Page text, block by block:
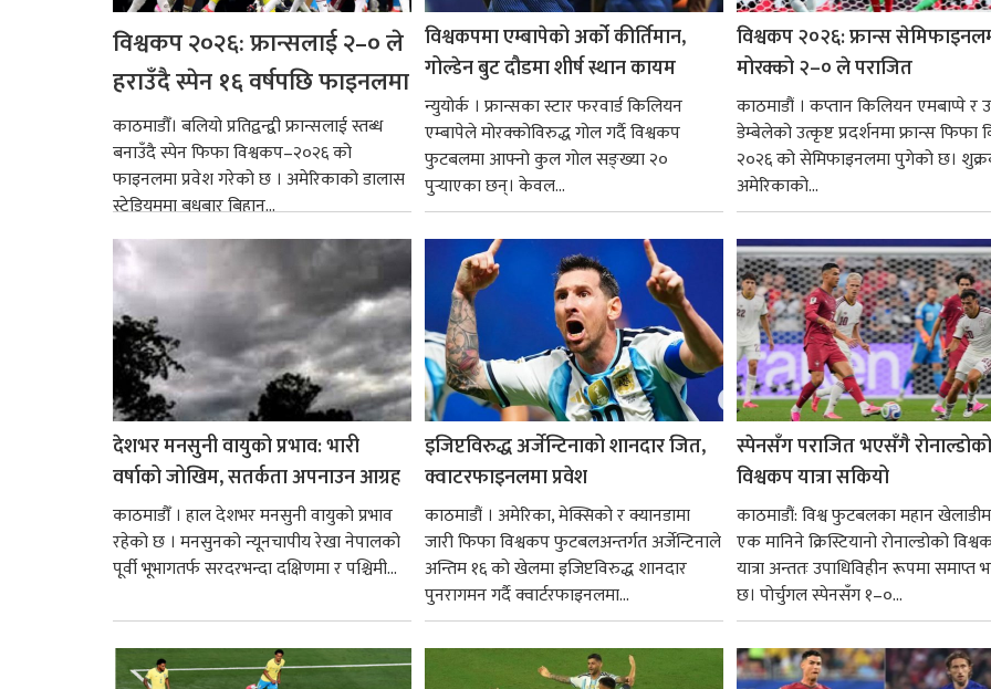
विश्वकप २०२६: फ्रान्सलाई २–० ले
हराउँदै स्पेन १६ वर्षपछि फाइनलमा
काठमाडौँ। बलियो प्रतिद्वन्द्वी फ्रान्सलाई स्तब्ध
बनाउँदै स्पेन फिफा विश्वकप–२०२६ को
फाइनलमा प्रवेश गरेको छ । अमेरिकाको डालास
स्टेडियममा बुधबार बिहान...
विश्वकपमा एम्बापेको अर्को कीर्तिमान,
गोल्डेन बुट दौडमा शीर्ष स्थान कायम
न्युयोर्क । फ्रान्सका स्टार फरवार्ड किलियन
एम्बापेले मोरक्कोविरुद्ध गोल गर्दै विश्वकप
फुटबलमा आफ्नो कुल गोल सङ्ख्या २०
पुर्‍याएका छन्। केवल...
विश्वकप २०२६: फ्रान्स
मोरक्को २–० ले पराजित
काठमाडौं । कप्तान किलियन एमबाप्पे र
डेम्बेलेको उत्कृष्ट प्रदर्शनमा फ्रान्स फिफा
२०२६ को सेमिफाइनलमा पुगेको छ।
अमेरिकाको...
देशभर मनसुनी वायुको प्रभाव: भारी
वर्षाको जोखिम, सतर्कता अपनाउन आग्रह
काठमाडौँ । हाल देशभर मनसुनी वायुको प्रभाव
रहेको छ । मनसुनको न्यूनचापीय रेखा नेपालको
पूर्वी भूभागतर्फ सरदरभन्दा दक्षिणमा र पश्चिमी...
इजिप्टविरुद्ध अर्जेन्टिनाको शानदार जित,
क्वाटरफाइनलमा प्रवेश
काठमाडौं । अमेरिका, मेक्सिको र क्यानडामा
जारी फिफा विश्वकप फुटबलअन्तर्गत अर्जेन्टिनाले
अन्तिम १६ को खेलमा इजिप्टविरुद्ध शानदार
पुनरागमन गर्दै क्वार्टरफाइनलमा...
स्पेनसँग पराजित भएसँगै रोनाल्डोको
विश्वकप यात्रा सकियो
काठमाडौं: विश्व फुटबलका महान
एक मानिने क्रिस्टियानो रोनाल्डोको
यात्रा अन्ततः उपाधिविहीन रूपमा समाप्त
छ। पोर्चुगल स्पेनसँग १–०...